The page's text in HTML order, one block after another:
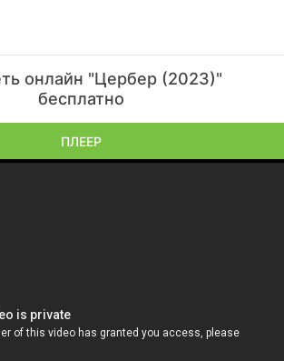
онлайн "Цербер (2023)"
бесплатно
ПЛЕЕР